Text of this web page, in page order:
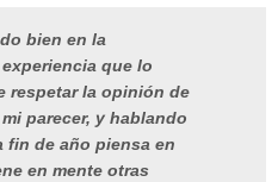
bien en la
que lo
respetar la opinión de
parecer, y hablando
fin de año piensa en
en mente otras